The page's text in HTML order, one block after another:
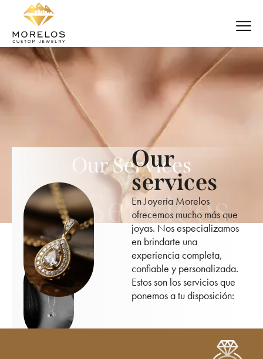
Our Services
Our Services
Our
services
En Joyería Morelos
ofrecemos mucho más que
joyas. Nos especializamos
en brindarte una
experiencia completa,
confiable y personalizada.
Estos son los servicios que
ponemos a tu disposición: